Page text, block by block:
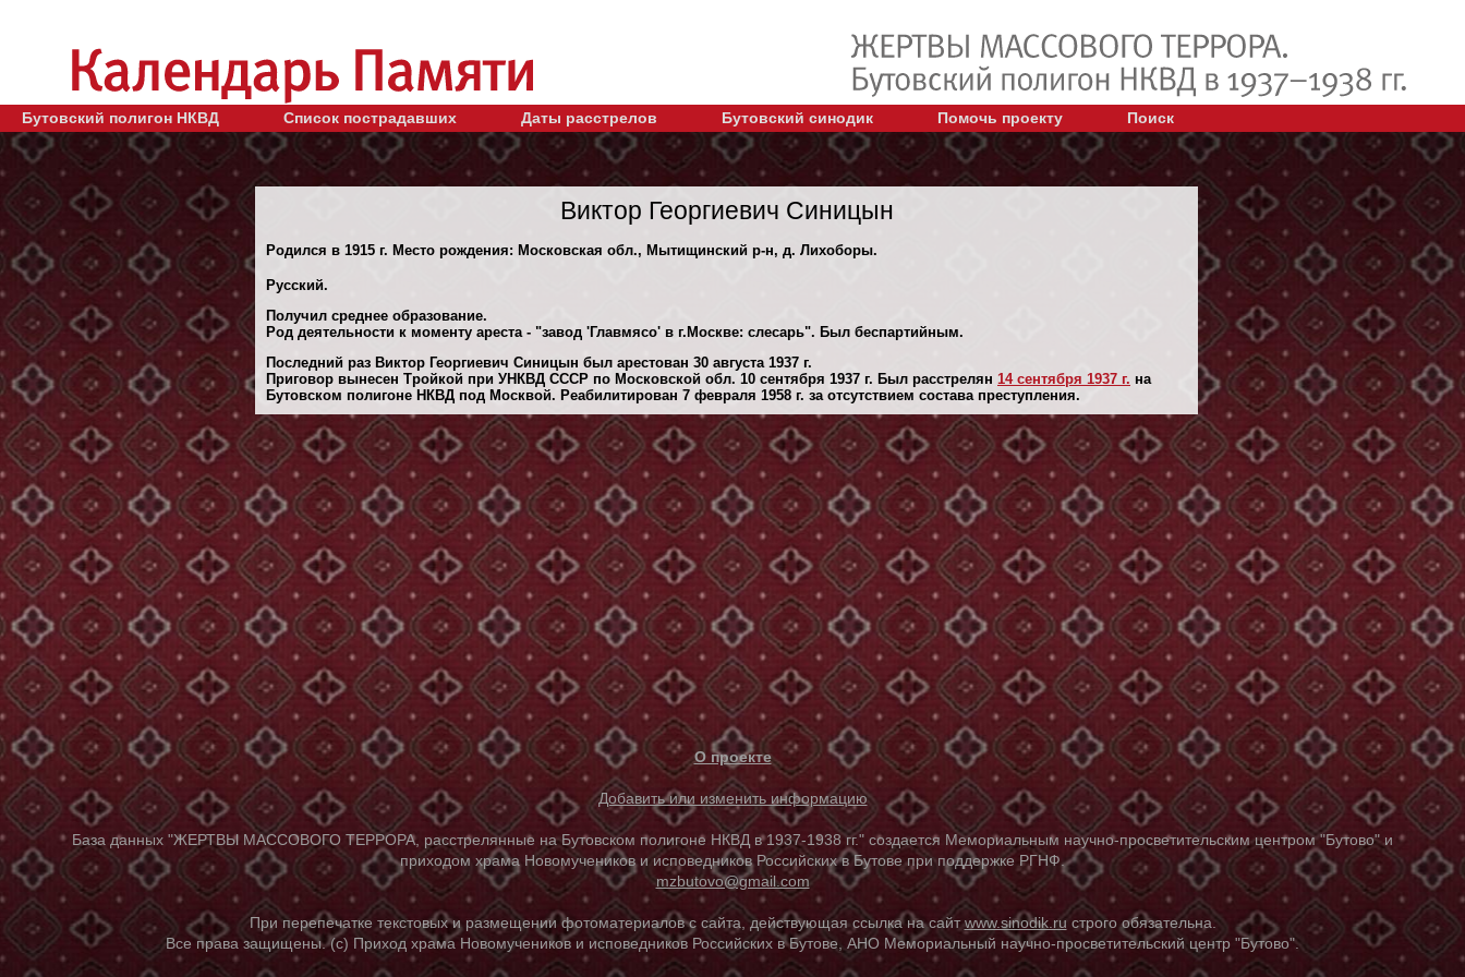
Бутовский полигон НКВД Список пострадавших Даты расстрелов Бутовский синодик Помочь проекту Поиск
Виктор Георгиевич Синицын
Родился в 1915 г. Место рождения: Московская обл., Мытищинский р-н, д. Лихоборы.
Русский.
Получил среднее образование.
Род деятельности к моменту ареста - "завод 'Главмясо' в г.Москве: слесарь". Был беспартийным.
Последний раз Виктор Георгиевич Синицын был арестован 30 августа 1937 г.
Приговор вынесен Тройкой при УНКВД СССР по Московской обл. 10 сентября 1937 г. Был расстрелян 14 сентября 1937 г. на
Бутовском полигоне НКВД под Москвой. Реабилитирован 7 февраля 1958 г. за отсутствием состава преступления.
О проекте
Добавить или изменить информацию
База данных "ЖЕРТВЫ МАССОВОГО ТЕРРОРА, расстрелянные на Бутовском полигоне НКВД в 1937-1938 гг." создается Мемориальным научно-просветительским центром "Бутово" и
приходом храма Новомучеников и исповедников Российских в Бутове при поддержке РГНФ.
mzbutovo@gmail.com
При перепечатке текстовых и размещении фотоматериалов с сайта, действующая ссылка на сайтwww.sinodik.ru строго обязательна.
Все права защищены. (с) Приход храма Новомучеников и исповедников Российских в Бутове, АНО Мемориальный научно-просветительский центр "Бутово".